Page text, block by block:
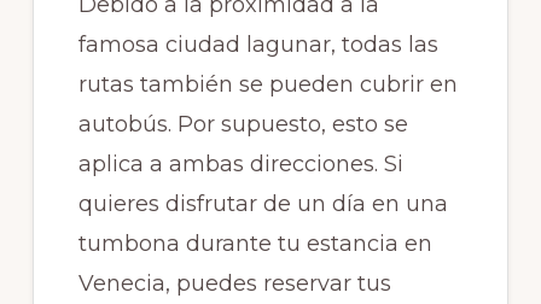
Debido a la proximidad a la
famosa ciudad lagunar, todas las
rutas también se pueden cubrir en
autobús. Por supuesto, esto se
aplica a ambas direcciones. Si
quieres disfrutar de un día en una
tumbona durante tu estancia en
Venecia, puedes reservar tus